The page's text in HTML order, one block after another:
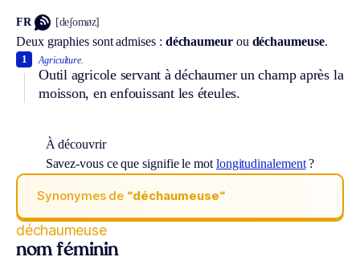
FR [deʃomøz]
Deux graphies sont admises : déchaumeurou déchaumeuse.
Agriculture.
Outil agricole servant à déchaumer un champ après la
moisson, en enfouissant les éteules.
1
À découvrir
Savez-vous ce que signifie le mot longitudinalement?
Synonymes de “déchaumeuse“
déchaumeuse
nom féminin